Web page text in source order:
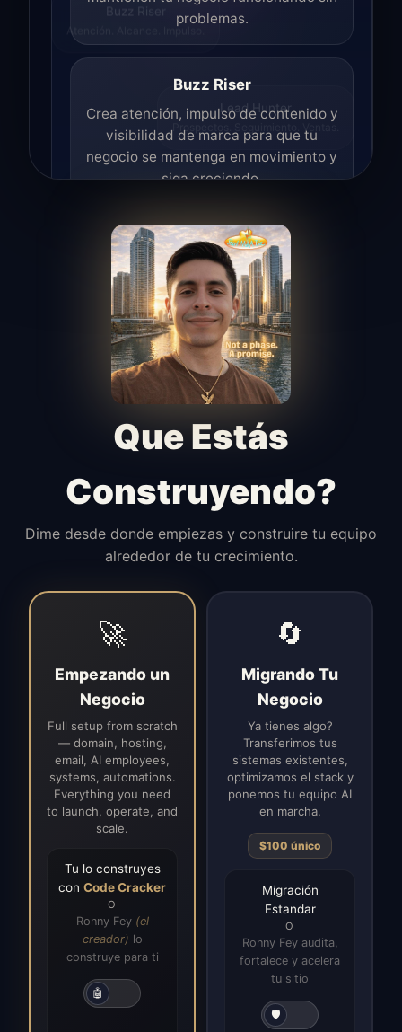
Buzz Riser
Atención. Alcance. Impulso.
Lead Hunter
Prospectos. Seguimiento. Ventas.
problemas.
Buzz Riser
Crea atención, impulso de contenido y
visibilidad de marca para que tu
negocio se mantenga en movimiento y
siga creciendo.
Lead Hunter
Encuentra oportunidades, ayuda con
outreach, y convierte interes en leads
reales.
Access Angel
comunicación y coordinación con
clientes con calma y precisión.
Que Estás
Construyendo?
Dime desde donde empiezas y construire tu equipo
alrededor de tu crecimiento.
🚀
Empezando un
Negocio
Full setup from scratch
— domain, hosting,
email, AI employees,
systems, automations.
Everything you need
to launch, operate, and
scale.
Tu lo construyes
con Code Cracker
O
Ronny Fey (el
creador) lo
construye para ti
🤖
🔄
Migrando Tu
Negocio
Ya tienes algo?
Transferimos tus
sistemas existentes,
optimizamos el stack y
ponemos tu equipo AI
en marcha.
$100 único
Migración
Estandar
O
Ronny Fey audita,
fortalece y acelera
tu sitio
🛡️